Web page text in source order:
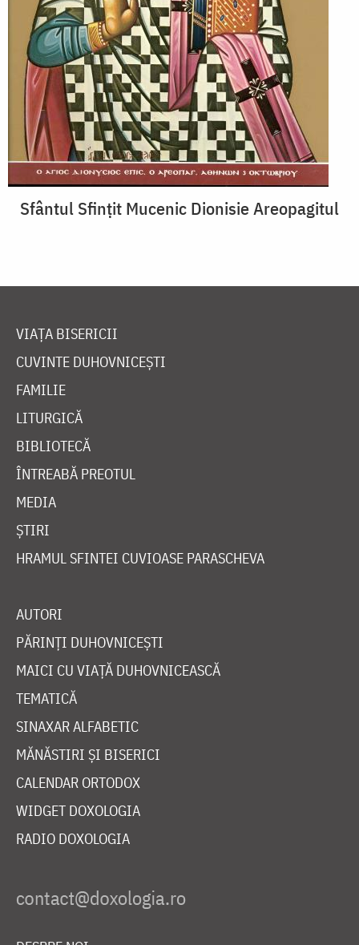
Sfântul Sfințit Mucenic Dionisie Areopagitul
VIAȚA BISERICII
CUVINTE DUHOVNICEȘTI
FAMILIE
LITURGICĂ
BIBLIOTECĂ
ÎNTREABĂ PREOTUL
MEDIA
ȘTIRI
HRAMUL SFINTEI CUVIOASE PARASCHEVA
AUTORI
PĂRINȚI DUHOVNICEȘTI
MAICI CU VIAȚĂ DUHOVNICEASCĂ
TEMATICĂ
SINAXAR ALFABETIC
MĂNĂSTIRI ȘI BISERICI
CALENDAR ORTODOX
WIDGET DOXOLOGIA
RADIO DOXOLOGIA